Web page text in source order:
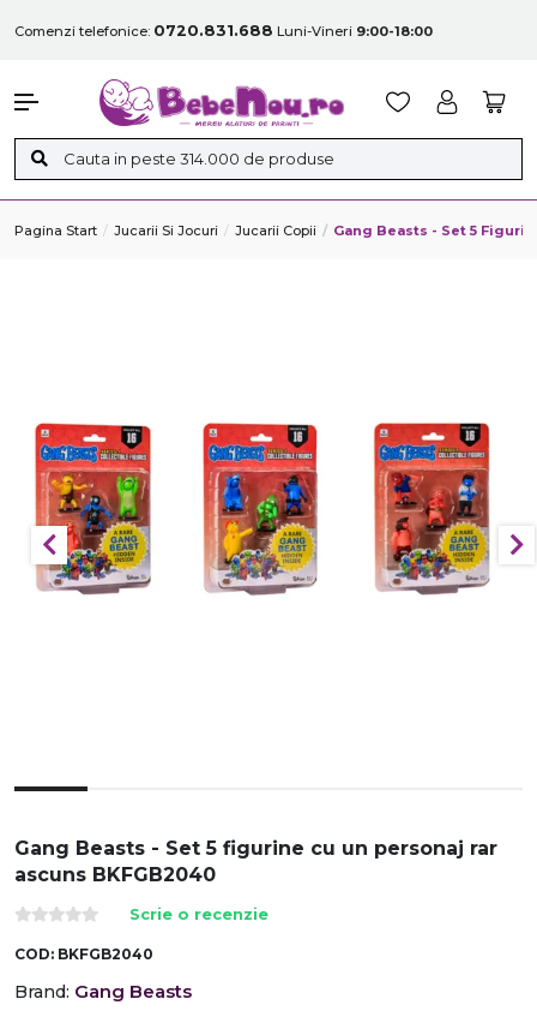
Comenzi telefonice: 0720.831.688 Luni-Vineri 9:00-18:00
Pagina Start Jucarii Si Jocuri Jucarii Copii Gang Beasts - Set 5
Gang Beasts - Set 5 figurine cu un personaj rar
ascuns BKFGB2040
Scrie o recenzie
COD: BKFGB2040
Brand: Gang Beasts